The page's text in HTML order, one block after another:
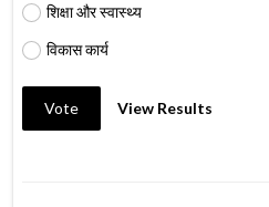
शिक्षा और स्वास्थ्य
विकास कार्य
Vote View Results